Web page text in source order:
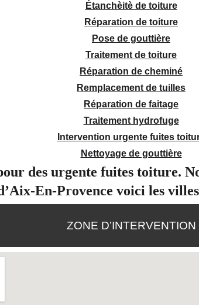
Étanchèitè de toiture
Réparation de toiture
Pose de gouttière
Traitement de toiture
Réparation de cheminé
Remplacement de tuilles
Réparation de faitage
Traitement hydrofuge
Intervention urgente fuites
Nettoyage de gouttière
des urgente fuites toiture.
En-Provence voici les
ZONE D’INTERVENTION